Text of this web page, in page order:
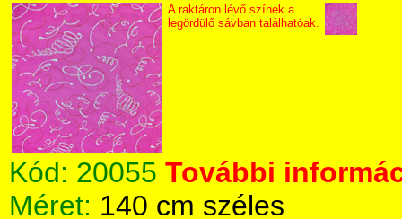
A raktáron lévő színek a
legördülő sávban találhatóak.
Kód: 20055 További
Méret: 140 cm széles